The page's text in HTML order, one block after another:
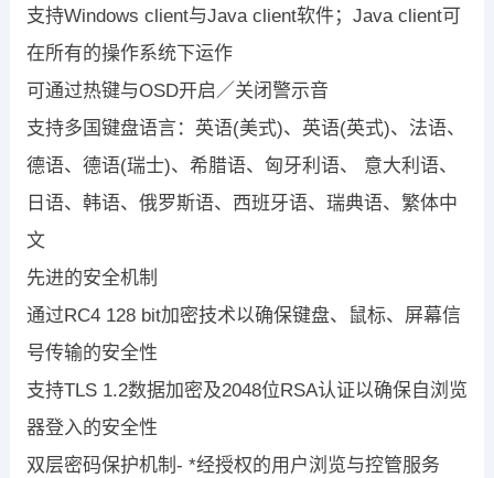
支持Windows client与Java client软件；Java client可
在所有的操作系统下运作
可通过热键与OSD开启／关闭警示音
支持多国键盘语言：英语(美式)、英语(英式)、法语、
德语、德语(瑞士)、希腊语、匈牙利语、 意大利语、
日语、韩语、俄罗斯语、西班牙语、瑞典语、繁体中
文
先进的安全机制
通过RC4 128 bit加密技术以确保键盘、鼠标、屏幕信
号传输的安全性
支持TLS 1.2数据加密及2048位RSA认证以确保自浏览
器登入的安全性
双层密码保护机制- *经授权的用户浏览与控管服务